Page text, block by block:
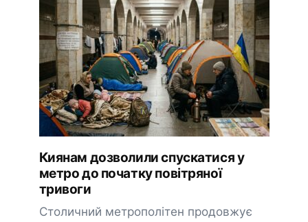
Киянам дозволили спускатися у
метро до початку повітряної
тривоги
Столичний метрополітен продовжує